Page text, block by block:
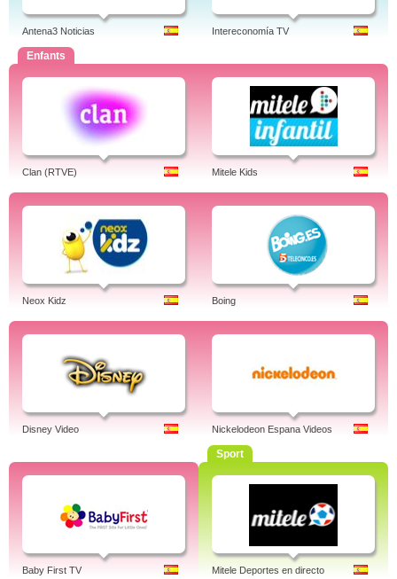
Antena3 Noticias Intereconomía TV
Enfants
Clan (RTVE) Mitele Kids
Neox Kidz Boing
Disney Video Nickelodeon Espana Videos
Baby First TV
Sport
Mitele Deportes en directo